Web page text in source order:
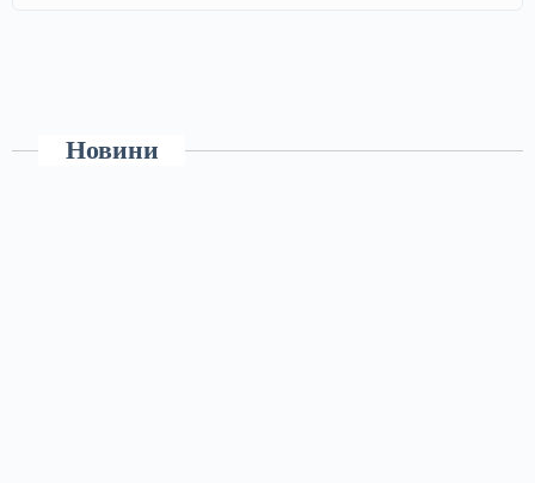
Новини